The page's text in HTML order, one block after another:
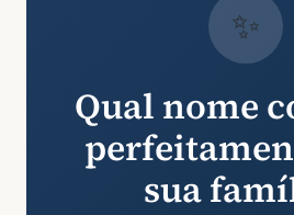
✨
Qual nome
sua